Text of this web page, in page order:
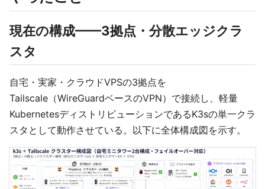
現在の構成——3拠点・分散エッジクラ
スタ
自宅・実家・クラウドVPSの3拠点を
Tailscale（WireGuardベースのVPN）で接続し、軽量
KubernetesディストリビューションであるK3sの単一クラ
スタとして動作させている。以下に全体構成図を示す。